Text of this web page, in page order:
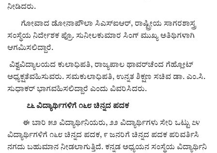
ನೀಡಿದರು.
ಗೋವಾದ ಡೋನಾಪೌಲಾ ಸಿಎಸ್‌ಐಆರ್, ರಾಷ್ಟ್ರೀಯ ಸಾಗರಶಾಸ್ತ್ರ
ಸಂಸ್ಥೆಯ ನಿರ್ದೇಶಕ ಪ್ರೊ. ಸುನೀಲಕುಮಾರ ಸಿಂಗ್ ಮುಖ್ಯ ಅತಿಥಿಗಳಾಗಿ
ಆಗಮಿಸಲಿದ್ದಾರೆ.
ವಿಶ್ವವಿದ್ಯಾಲಯದ ಕುಲಾಧಿಪತಿ, ರಾಜ್ಯಪಾಲ ಥಾವರ್‌ಚೆಂದ ಗೆಹ್ಲೋಟ್
ಅಧ್ಯಕ್ಷತೆವಹಿಸುವರು. ಸಮಕುಲಾಧಿಪತಿ, ಉನ್ನತ ಶಿಕ್ಷಣ ಸಚಿವ ಡಾ. ಎಂ.ಸಿ.
ಸುಧಾಕರ್ ಭಾಗವಹಿಸಲಿದ್ದಾರೆ ಎಂದು ವಿವರಿಸಿದರು.
೭೬ ವಿದ್ಯಾರ್ಥಿಗಳಿಗೆ ೧೬೮ ಚಿನ್ನದ ಪದಕ
ಈ ಬಾರಿ ೫೨ ವಿದ್ಯಾರ್ಥಿನಿಯರು, ೨೨ ವಿದ್ಯಾರ್ಥಿಗಳು ಸೇರಿ ಒಟ್ಟು ೭೪
ವಿದ್ಯಾರ್ಥಿಗಳಿಗೆ ೧೬೮ ಚಿನ್ನದ ಪದಕ, ೯ ಜನರಿಗೆ ಚಿನ್ನದ ಪದಕ ಪರಿವರ್ತಿಸಿ
ನಗದು ಬಹುಮಾನ ನೀಡಲಾಗುತ್ತಿದೆ. ಕನ್ನಡ ಅಧ್ಯಯನ ಸಂಸ್ಥೆಯ ವಿದ್ಯಾರ್ಥಿನಿ